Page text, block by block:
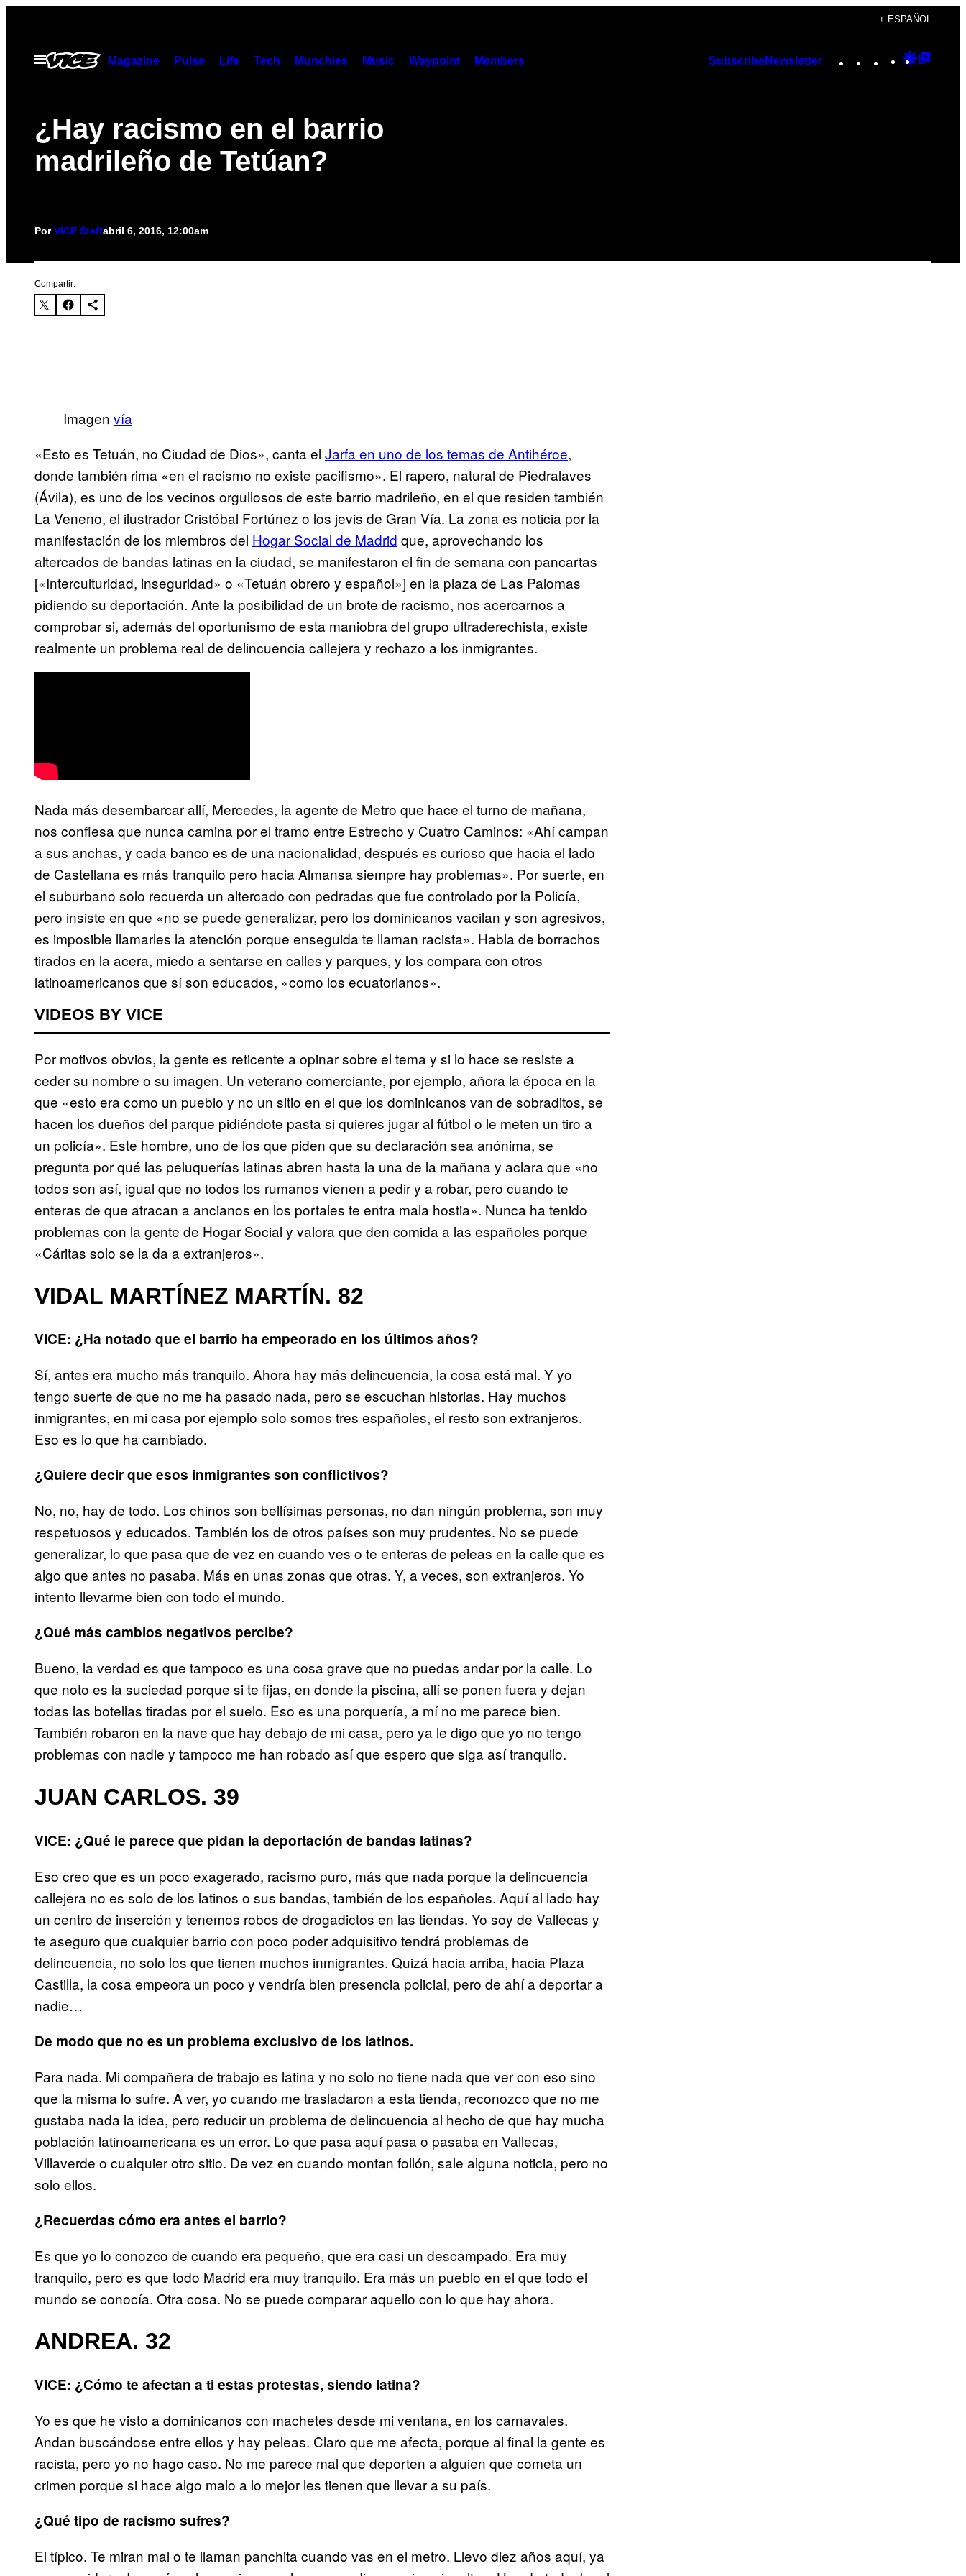
contenido
+ ESPAÑOL
Abrir
Menú
Magazine Pulse Life Tech Munchies Music Waypoint Members SubscribeNewsletter Instagram
TikTok
YouTube
Google
¿Hay racismo en el barrio
madrileño de Tetúan?
PorVICE Staffabril 6, 2016, 12:00am
Compartir:
Imagen vía
«Esto es Tetuán, no Ciudad de Dios», canta el Jarfa en uno de los temas de Antihéroe,
donde también rima «en el racismo no existe pacifismo». El rapero, natural de Piedralaves
(Ávila), es uno de los vecinos orgullosos de este barrio madrileño, en el que residen también
La Veneno, el ilustrador Cristóbal Fortúnez o los jevis de Gran Vía. La zona es noticia por la
manifestación de los miembros del Hogar Social de Madrid que, aprovechando los
altercados de bandas latinas en la ciudad, se manifestaron el fin de semana con pancartas
[«Interculturidad, inseguridad» o «Tetuán obrero y español»] en la plaza de Las Palomas
pidiendo su deportación. Ante la posibilidad de un brote de racismo, nos acercarnos a
comprobar si, además del oportunismo de esta maniobra del grupo ultraderechista, existe
realmente un problema real de delincuencia callejera y rechazo a los inmigrantes.
Nada más desembarcar allí, Mercedes, la agente de Metro que hace el turno de mañana,
nos confiesa que nunca camina por el tramo entre Estrecho y Cuatro Caminos: «Ahí campan
a sus anchas, y cada banco es de una nacionalidad, después es curioso que hacia el lado
de Castellana es más tranquilo pero hacia Almansa siempre hay problemas». Por suerte, en
el suburbano solo recuerda un altercado con pedradas que fue controlado por la Policía,
pero insiste en que «no se puede generalizar, pero los dominicanos vacilan y son agresivos,
es imposible llamarles la atención porque enseguida te llaman racista». Habla de borrachos
tirados en la acera, miedo a sentarse en calles y parques, y los compara con otros
latinoamericanos que sí son educados, «como los ecuatorianos».
VIDEOS BY VICE
Por motivos obvios, la gente es reticente a opinar sobre el tema y si lo hace se resiste a
ceder su nombre o su imagen. Un veterano comerciante, por ejemplo, añora la época en la
que «esto era como un pueblo y no un sitio en el que los dominicanos van de sobraditos, se
hacen los dueños del parque pidiéndote pasta si quieres jugar al fútbol o le meten un tiro a
un policía». Este hombre, uno de los que piden que su declaración sea anónima, se
pregunta por qué las peluquerías latinas abren hasta la una de la mañana y aclara que «no
todos son así, igual que no todos los rumanos vienen a pedir y a robar, pero cuando te
enteras de que atracan a ancianos en los portales te entra mala hostia». Nunca ha tenido
problemas con la gente de Hogar Social y valora que den comida a las españoles porque
«Cáritas solo se la da a extranjeros».
VIDAL MARTÍNEZ MARTÍN. 82
VICE: ¿Ha notado que el barrio ha empeorado en los últimos años?
Sí, antes era mucho más tranquilo. Ahora hay más delincuencia, la cosa está mal. Y yo
tengo suerte de que no me ha pasado nada, pero se escuchan historias. Hay muchos
inmigrantes, en mi casa por ejemplo solo somos tres españoles, el resto son extranjeros.
Eso es lo que ha cambiado.
¿Quiere decir que esos inmigrantes son conflictivos?
No, no, hay de todo. Los chinos son bellísimas personas, no dan ningún problema, son muy
respetuosos y educados. También los de otros países son muy prudentes. No se puede
generalizar, lo que pasa que de vez en cuando ves o te enteras de peleas en la calle que es
algo que antes no pasaba. Más en unas zonas que otras. Y, a veces, son extranjeros. Yo
intento llevarme bien con todo el mundo.
¿Qué más cambios negativos percibe?
Bueno, la verdad es que tampoco es una cosa grave que no puedas andar por la calle. Lo
que noto es la suciedad porque si te fijas, en donde la piscina, allí se ponen fuera y dejan
todas las botellas tiradas por el suelo. Eso es una porquería, a mí no me parece bien.
También robaron en la nave que hay debajo de mi casa, pero ya le digo que yo no tengo
problemas con nadie y tampoco me han robado así que espero que siga así tranquilo.
JUAN CARLOS. 39
VICE: ¿Qué le parece que pidan la deportación de bandas latinas?
Eso creo que es un poco exagerado, racismo puro, más que nada porque la delincuencia
callejera no es solo de los latinos o sus bandas, también de los españoles. Aquí al lado hay
un centro de inserción y tenemos robos de drogadictos en las tiendas. Yo soy de Vallecas y
te aseguro que cualquier barrio con poco poder adquisitivo tendrá problemas de
delincuencia, no solo los que tienen muchos inmigrantes. Quizá hacia arriba, hacia Plaza
Castilla, la cosa empeora un poco y vendría bien presencia policial, pero de ahí a deportar a
nadie…
De modo que no es un problema exclusivo de los latinos.
Para nada. Mi compañera de trabajo es latina y no solo no tiene nada que ver con eso sino
que la misma lo sufre. A ver, yo cuando me trasladaron a esta tienda, reconozco que no me
gustaba nada la idea, pero reducir un problema de delincuencia al hecho de que hay mucha
población latinoamericana es un error. Lo que pasa aquí pasa o pasaba en Vallecas,
Villaverde o cualquier otro sitio. De vez en cuando montan follón, sale alguna noticia, pero no
solo ellos.
¿Recuerdas cómo era antes el barrio?
Es que yo lo conozco de cuando era pequeño, que era casi un descampado. Era muy
tranquilo, pero es que todo Madrid era muy tranquilo. Era más un pueblo en el que todo el
mundo se conocía. Otra cosa. No se puede comparar aquello con lo que hay ahora.
ANDREA. 32
VICE: ¿Cómo te afectan a ti estas protestas, siendo latina?
Yo es que he visto a dominicanos con machetes desde mi ventana, en los carnavales.
Andan buscándose entre ellos y hay peleas. Claro que me afecta, porque al final la gente es
racista, pero yo no hago caso. No me parece mal que deporten a alguien que cometa un
crimen porque si hace algo malo a lo mejor les tienen que llevar a su país.
¿Qué tipo de racismo sufres?
El típico. Te miran mal o te llaman panchita cuando vas en el metro. Llevo diez años aquí, ya